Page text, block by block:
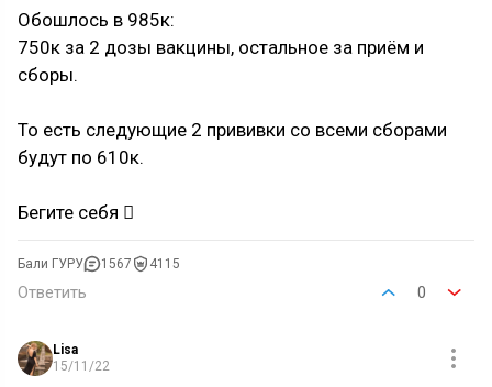
Обошлось в 985к:
750к за 2 дозы вакцины, остальное за приём и
сборы.
То есть следующие 2 прививки со всеми сборами
будут по 610к.
Бегите себя 
Бали ГУРУ 1567 4115
Ответить 0
Lisa
15/11/22